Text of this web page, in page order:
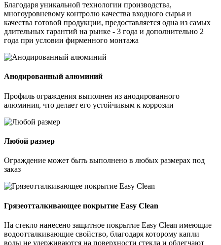
Благодаря уникальной технологии производства,
многоуровневому контролю качества входного сырья и
качества готовой продукции, предоставляется одна из самых
длительных гарантий на рынке - 3 года и дополнительно 2
года при условии фирменного монтажа
Анодированный алюминий
Профиль ограждения выполнен из анодированного
алюминия, что делает его устойчивым к коррозии
Любой размер
Ограждение может быть выполнено в любых размерах под
заказ
Грязеотталкивающее покрытие Easy Clean
На стекло нанесено защитное покрытие Easy Clean имеющие
водоотталкивающие свойство, благодаря которому капли
воды не удерживаются на поверхности стекла и облегчают